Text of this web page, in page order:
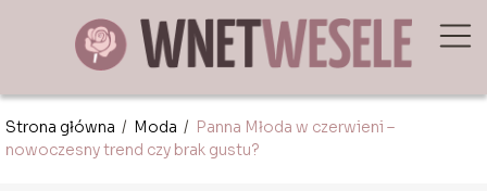
Strona główna / Moda / Panna Młoda w czerwieni –
nowoczesny trend czy brak gustu?